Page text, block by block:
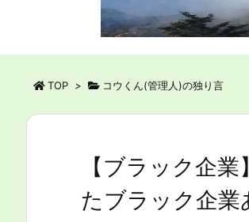
TOP > コウくん(管理人)の独り言
【ブラック企
たブラック企業